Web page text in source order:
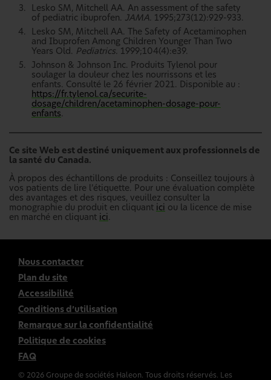
Lesko SM, Mitchell AA. An assessment of the safety
of pediatric ibuprofen. JAMA. 1995;273(12):929-933.
Lesko SM, Mitchell AA. The Safety of Acetaminophen
and Ibuprofen Among Children Younger Than Two
Years Old. Pediatrics. 1999;104(4):e39.
Johnson & Johnson Inc. Produits Tylenol pour
soulager la douleur chez les nourrissons et les
enfants. Consulté le 26 février 2021. Disponible au :
https://fr.tylenol.ca/securite-
dosage/children/acetaminophen-dosage-pour-
enfants.
Ce site Web est destiné uniquement aux professionnels de
la santé du Canada.
À propos des échantillons de produits : Conseillez toujours à
vos patients de lire l’étiquette. Pour une évaluation complète
des avantages et des risques, veuillez consulter la
monographie du produit en cliquant ici ou la licence de mise
en marché en cliquant ici.
Nous contacter
Plan du site
Accessibilité
Conditions d’utilisation
Remarque sur la confidentialité
Politique de cookies
FAQ
© 2026 Groupe de sociétés Haleon. Tous droits réservés. Les